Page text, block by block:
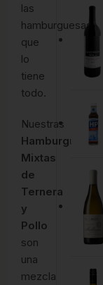
las
hamburguesas
que
lo
tiene
todo.
Nuestras
Hamburguesas
Mixtas
de
Ternera
y
Pollo
son
una
mezcla